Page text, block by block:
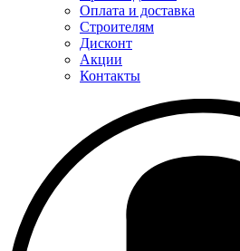
Оплата и доставка
Строителям
Дисконт
Акции
Контакты